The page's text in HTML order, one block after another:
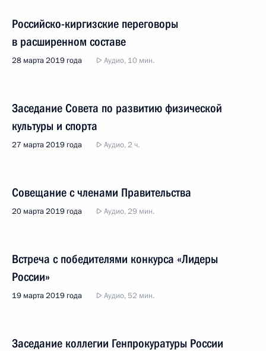
Российско-киргизские переговоры
в расширенном составе
28 марта 2019 года Аудио, 10 мин.
Заседание Совета по развитию физической
культуры и спорта
27 марта 2019 года Аудио, 2 ч.
Совещание с членами Правительства
20 марта 2019 года Аудио, 29 мин.
Встреча с победителями конкурса «Лидеры
России»
19 марта 2019 года Аудио, 52 мин.
Заседание коллегии Генпрокуратуры России